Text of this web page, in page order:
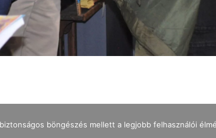
ADATKEZELÉS NYITVATARTÁS JEGYÁRAK
böngészés mellett a legjobb felhasználói